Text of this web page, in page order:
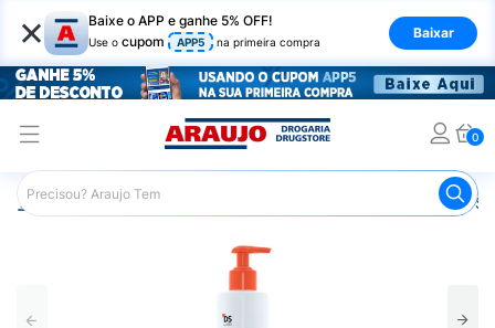
× Baixe o APP e ganhe 5% OFF!
Use o cupom APP5 na primeira compra
Baixar
0
Araujo Cabelo Cabelos com Queda